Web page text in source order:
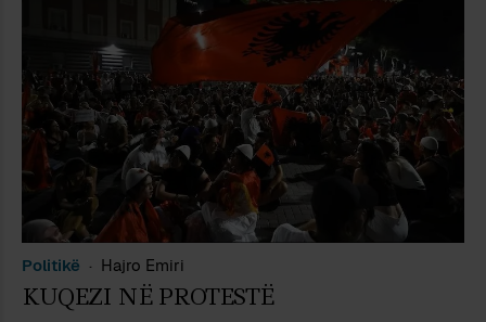
Politikë Hajro Emiri
KUQEZI NË PROTESTË